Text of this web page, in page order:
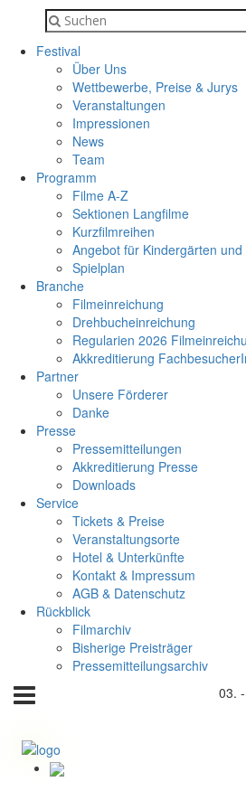
Festival
Über Uns
Wettbewerbe, Preise & Jurys
Veranstaltungen
Impressionen
News
Team
Programm
Filme A-Z
Sektionen Langfilme
Kurzfilmreihen
Angebot für Kindergärten und
Spielplan
Branche
Filmeinreichung
Drehbucheinreichung
Regularien 2026
Akkreditierung
Partner
Unsere Förderer
Danke
Presse
Pressemitteilungen
Akkreditierung Presse
Downloads
Service
Tickets & Preise
Veranstaltungsorte
Hotel & Unterkünfte
Kontakt & Impressum
AGB & Datenschutz
Rückblick
Filmarchiv
Bisherige Preisträger
Pressemitteilungsarchiv
03.